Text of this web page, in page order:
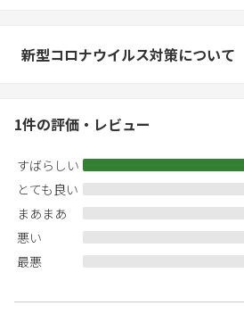
新型コロナウイルス対策について
1件の評価・レビュー
すばらしい
とても良い
まあまあ
悪い
最悪